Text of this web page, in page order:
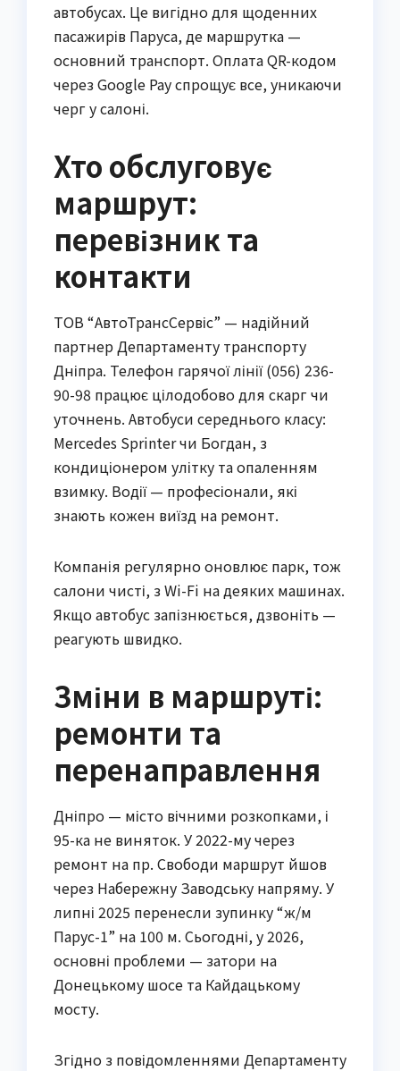
автобусах. Це вигідно для щоденних
пасажирів Паруса, де маршрутка —
основний транспорт. Оплата QR-кодом
через Google Pay спрощує все, уникаючи
черг у салоні.
Хто обслуговує
маршрут:
перевізник та
контакти
ТОВ “АвтоТрансСервіс” — надійний
партнер Департаменту транспорту
Дніпра. Телефон гарячої лінії (056) 236-
90-98 працює цілодобово для скарг чи
уточнень. Автобуси середнього класу:
Mercedes Sprinter чи Богдан, з
кондиціонером улітку та опаленням
взимку. Водії — професіонали, які
знають кожен виїзд на ремонт.
Компанія регулярно оновлює парк, тож
салони чисті, з Wi-Fi на деяких машинах.
Якщо автобус запізнюється, дзвоніть —
реагують швидко.
Зміни в маршруті:
ремонти та
перенаправлення
Дніпро — місто вічними розкопками, і
95-ка не виняток. У 2022-му через
ремонт на пр. Свободи маршрут йшов
через Набережну Заводську напряму. У
липні 2025 перенесли зупинку “ж/м
Парус-1” на 100 м. Сьогодні, у 2026,
основні проблеми — затори на
Донецькому шосе та Кайдацькому
мосту.
Згідно з повідомленнями Департаменту